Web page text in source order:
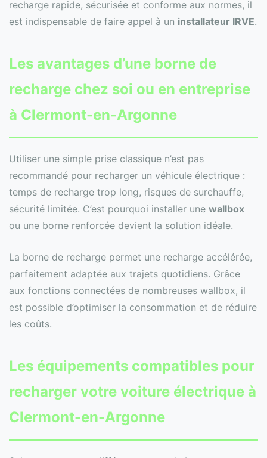
recharge rapide, sécurisée et conforme aux normes, il
est indispensable de faire appel à un installateur IRVE.
Les avantages d’une borne de
recharge chez soi ou en entreprise
à Clermont-en-Argonne
Utiliser une simple prise classique n’est pas
recommandé pour recharger un véhicule électrique :
temps de recharge trop long, risques de surchauffe,
sécurité limitée. C’est pourquoi installer une wallbox
ou une borne renforcée devient la solution idéale.
La borne de recharge permet une recharge accélérée,
parfaitement adaptée aux trajets quotidiens. Grâce
aux fonctions connectées de nombreuses wallbox, il
est possible d’optimiser la consommation et de réduire
les coûts.
Les équipements compatibles pour
recharger votre voiture électrique à
Clermont-en-Argonne